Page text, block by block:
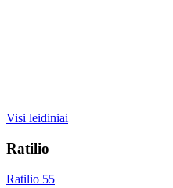
Visi leidiniai
Ratilio
Ratilio 55